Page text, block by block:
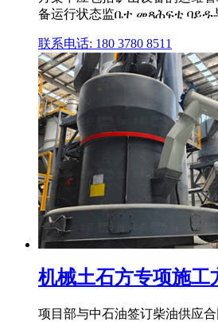
备运行状态监ቤተ መጻሕፍቲ ባይዱ
联系电话: 180 3780 8511
机械土石方专项施工
项目部与中石油签订柴油供应